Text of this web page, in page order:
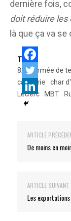
dernière fois,
doit réduire les
là que ça va se
Tags:
8x8
armée de
cavalerie
char
Leclerc
MBT
ARTICLE
De moins en
ARTICLE SUIVANT
Les